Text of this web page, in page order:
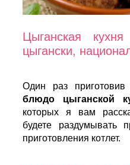
Цыганская
цыгански,
Один раз приготовив
блюдо цыганской
которых я вам
будете раздумывать
приготовления котлет.